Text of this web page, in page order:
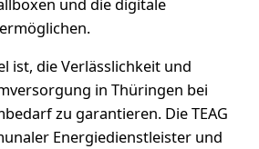
und die digitale
ist, die Verlässlichkeit und
in Thüringen bei
zu garantieren. Die TEAG
Energiedienstleister und